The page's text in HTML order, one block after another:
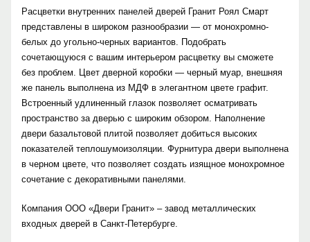
Расцветки внутренних панелей дверей Гранит Роял Смарт
представлены в широком разнообразии — от монохромно-
белых до угольно-черных вариантов. Подобрать
сочетающуюся с вашим интерьером расцветку вы сможете
без проблем. Цвет дверной коробки — черный муар, внешняя
же панель выполнена из МДФ в элегантном цвете графит.
Встроенный удлиненный глазок позволяет осматривать
пространство за дверью с широким обзором. Наполнение
двери базальтовой плитой позволяет добиться высоких
показателей теплошумоизоляции. Фурнитура двери выполнена
в черном цвете, что позволяет создать изящное монохромное
сочетание с декоративными панелями.
Компания ООО «Двери Гранит» – завод металлических
входных дверей в Санкт-Петербурге.